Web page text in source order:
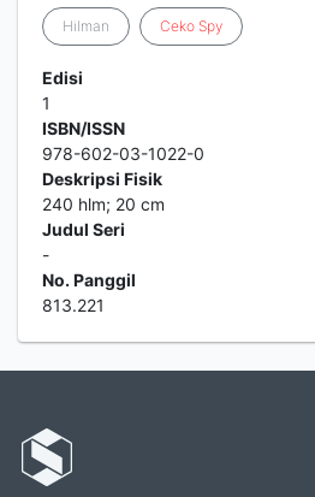
Hilman Ceko Spy
Edisi
1
ISBN/ISSN
978-602-03-1022-0
Deskripsi Fisik
240 hlm; 20 cm
Judul Seri
-
No. Panggil
813.221